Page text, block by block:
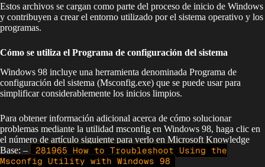
Estos archivos se cargan como parte del proceso de inicio de Windows
y contribuyen a crear el entorno utilizado por el sistema operativo y los
programas.
Cómo se utiliza el Programa de configuración del sistema
Windows 98 incluye una herramienta denominada Programa de
configuración del sistema (Msconfig.exe) que se puede usar para
simplificar considerablemente los inicios limpios.
Para obtener información adicional acerca de cómo solucionar
problemas mediante la utilidad msconfig en Windows 98, haga clic en
el número de artículo siguiente para verlo en Microsoft Knowledge
Base: –
281965 How to Troubleshoot Using the
Msconfig Utility with Windows 98